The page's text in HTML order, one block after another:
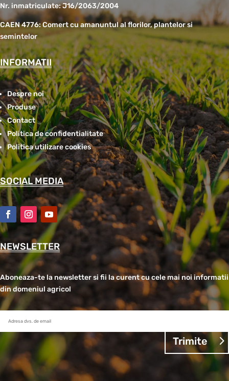
Nr. inmatriculate: J16/2063/2004
CAEN 4776: Comert cu amanuntul al florilor, plantelor si
semintelor
INFORMATII
Despre noi
Produse
Contact
Politica de confidentialitate
Politica utilizare cookies
SOCIAL MEDIA
NEWSLETTER
Aboneaza-te la newsletter si fii la curent cu cele mai noi informatii
din domeniul agricol
Trimite